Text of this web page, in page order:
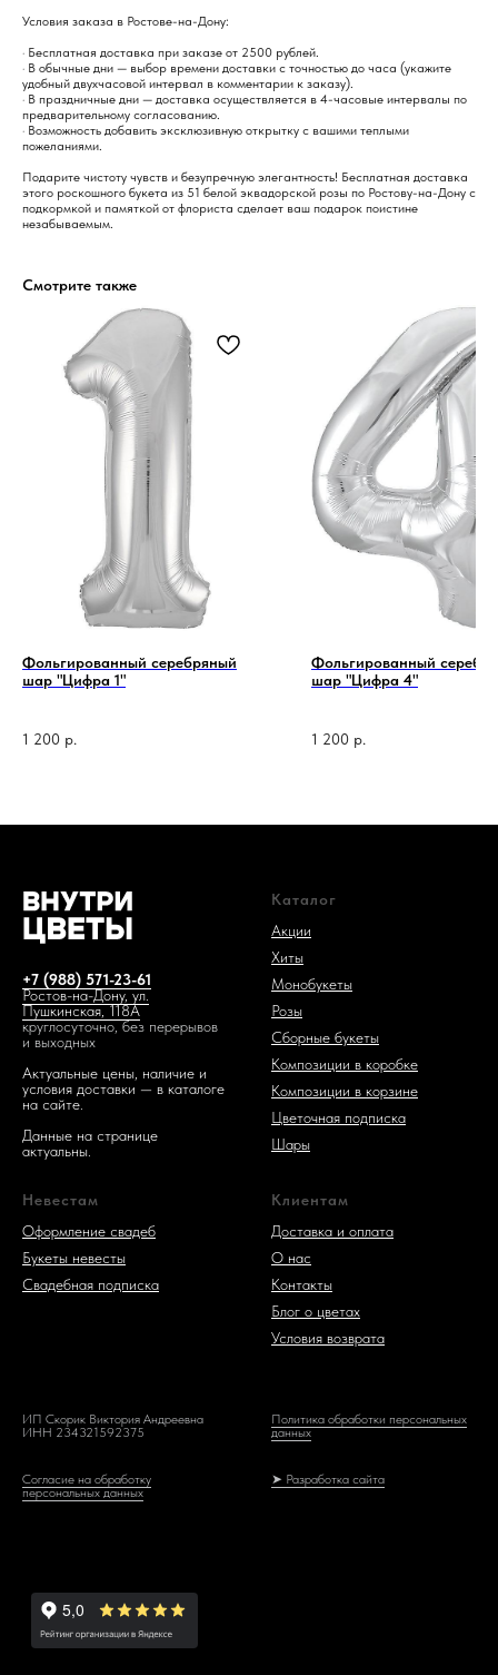
Условия заказа в Ростове-на-Дону:
· Бесплатная доставка при заказе от 2500 рублей.
· В обычные дни — выбор времени доставки с точностью до часа (укажите
удобный двухчасовой интервал в комментарии к заказу).
· В праздничные дни — доставка осуществляется в 4-часовые интервалы по
предварительному согласованию.
· Возможность добавить эксклюзивную открытку с вашими теплыми
пожеланиями.
Подарите чистоту чувств и безупречную элегантность! Бесплатная доставка
этого роскошного букета из 51 белой эквадорской розы по Ростову-на-Дону с
подкормкой и памяткой от флориста сделает ваш подарок поистине
незабываемым.
Смотрите также
Фольгированный серебряный
шар "Цифра 1"
1 200 р.
Фольгированный
шар "Цифра 4"
1 200 р.
+7 (988) 571-23-61
Ростов-на-Дону, ул.
Пушкинская, 118А
круглосуточно, без перерывов
и выходных
Актуальные цены, наличие и
условия доставки — в каталоге
на сайте.
Данные на странице
актуальны.
Каталог
Акции
Хиты
Монобукеты
Розы
Сборные букеты
Композиции в коробке
Композиции в корзине
Цветочная подписка
Шары
Невестам
Оформление свадеб
Букеты невесты
Свадебная подписка
Клиентам
Доставка и оплата
О нас
Контакты
Блог о цветах
Условия возврата
ИП Скорик Виктория Андреевна
ИНН 234321592375
Политика обработки персональных
данных
Согласие на обработку
персональных данных
➤ Разработка сайта
1 код —